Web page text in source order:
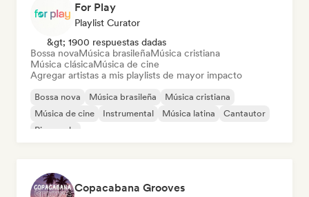
For Play
Playlist Curator
&gt; 1900 respuestas dadas
Bossa novaMúsica brasileñaMúsica cristiana
Música clásicaMúsica de cine
Agregar artistas a mis playlists de mayor impacto
Bossa nova Música brasileña
Música cristiana
Música de cine
Instrumental Música latina
Cantautor
Piano solo
Copacabana Grooves